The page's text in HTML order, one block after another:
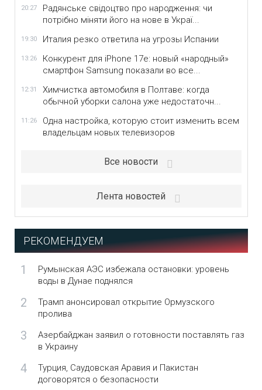
20:27
Радянське свідоцтво про народження: чи
потрібно міняти його на нове в Украї...
19:30 Италия резко ответила на угрозы Испании
13:26
Конкурент для iPhone 17e: новый «народный»
смартфон Samsung показали во все...
12:31
Химчистка автомобиля в Полтаве: когда
обычной уборки салона уже недостаточн...
11:26
Одна настройка, которую стоит изменить всем
владельцам новых телевизоров
Все новости
Лента новостей
РЕКОМЕНДУЕМ
1
Румынская АЭС избежала остановки: уровень
воды в Дунае поднялся
2
Трамп анонсировал открытие Ормузского
пролива
3
Азербайджан заявил о готовности поставлять газ
в Украину
4
Турция, Саудовская Аравия и Пакистан
договорятся о безопасности